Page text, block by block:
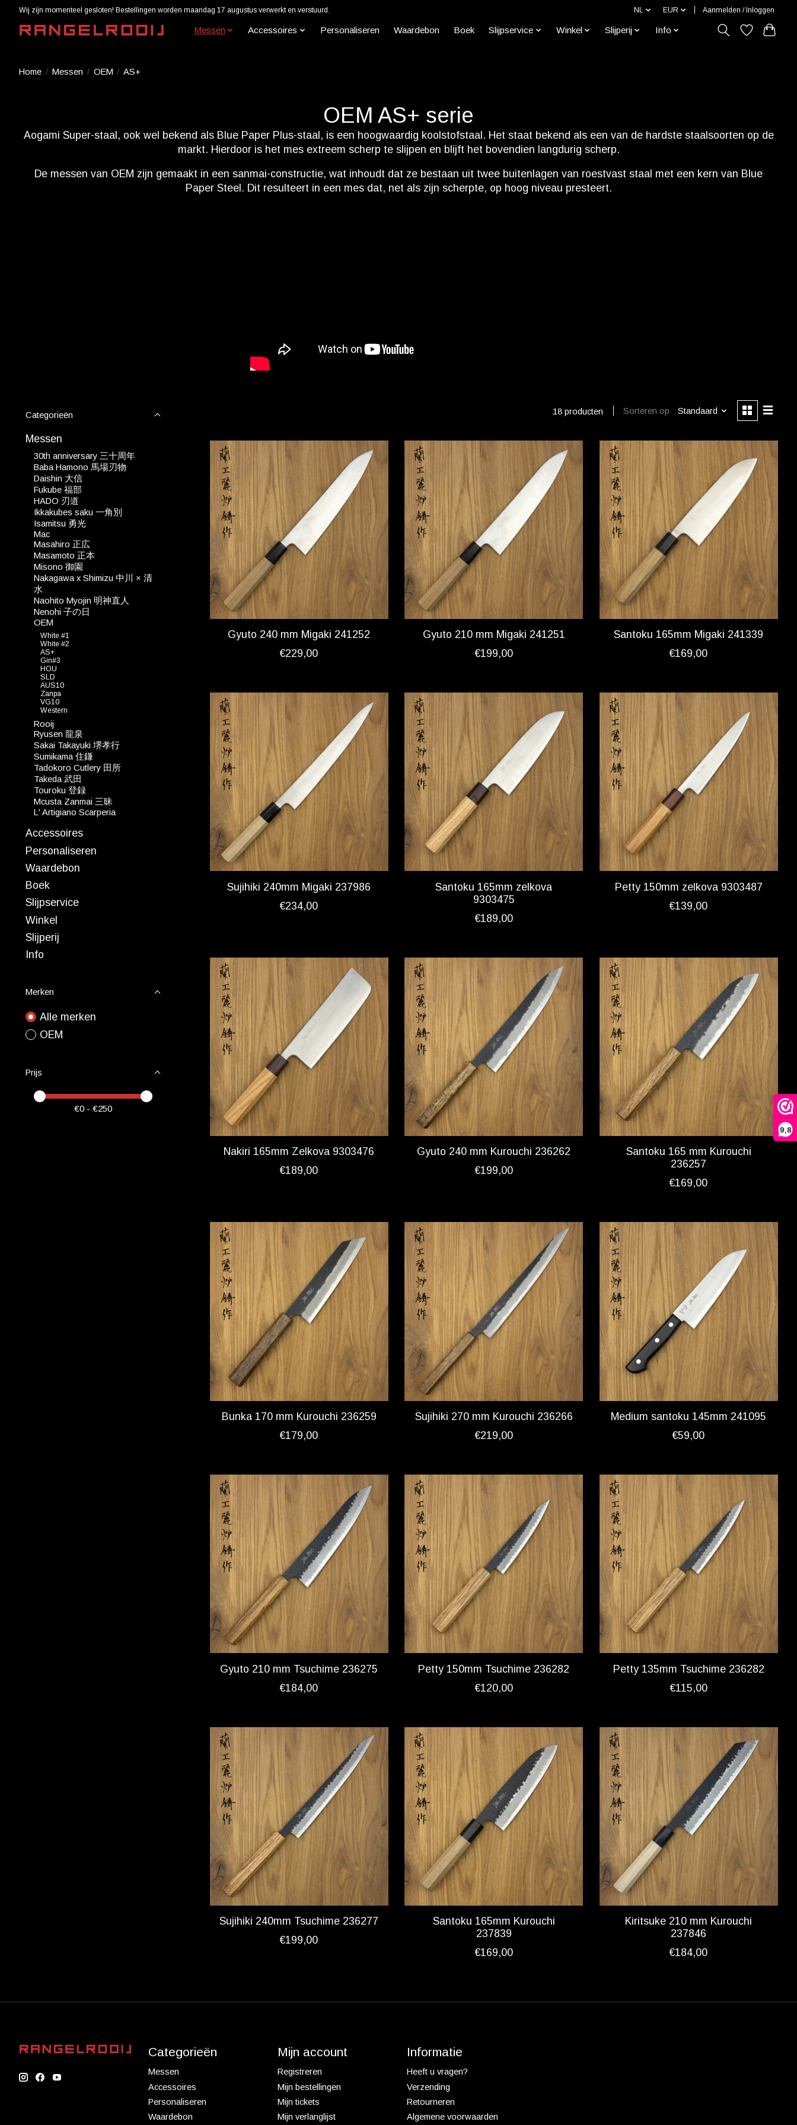
9,8
Wij zijn momenteel gesloten! Bestellingen worden maandag 17 augustus verwerkt en verstuurd. NL EUR Aanmelden / Inloggen
Messen Accessoires Personaliseren Waardebon Boek Slijpservice Winkel Slijperij Info
Home / Messen / OEM / AS+
OEM AS+ serie
Aogami Super-staal, ook wel bekend als Blue Paper Plus-staal, is een hoogwaardig koolstofstaal. Het staat bekend als een van de hardste staalsoorten op de
markt. Hierdoor is het mes extreem scherp te slijpen en blijft het bovendien langdurig scherp.
De messen van OEM zijn gemaakt in een sanmai-constructie, wat inhoudt dat ze bestaan uit twee buitenlagen van roestvast staal met een kern van Blue
Paper Steel. Dit resulteert in een mes dat, net als zijn scherpte, op hoog niveau presteert.
Categorieën
Messen
30th anniversary 三十周年
Baba Hamono 馬場刃物
Daishin 大信
Fukube 福部
HADO 刃道
Ikkakubes saku 一角別
Isamitsu 勇光
Mac
Masahiro 正広
Masamoto 正本
Misono 御園
Nakagawa x Shimizu 中川 × 清
水
Naohito Myojin 明神直人
Nenohi 子の日
OEM
White #1
White #2
AS+
Gin#3
HOU
SLD
AUS10
Zanpa
VG10
Western
Rooij
Ryusen 龍泉
Sakai Takayuki 堺孝行
Sumikama 住鎌
Tadokoro Cutlery 田所
Takeda 武田
Touroku 登録
Mcusta Zanmai 三昧
L' Artigiano Scarperia
Accessoires
Personaliseren
Waardebon
Boek
Slijpservice
Winkel
Slijperij
Info
Merken
Alle merken
OEM
Prijs
Minimale prijswaarde
Price maximum value
€0 - €250
18 producten Sorteren op Standaard
Gyuto 240 mm Migaki 241252
€229,00
Gyuto 210 mm Migaki 241251
€199,00
Santoku 165mm Migaki 241339
€169,00
Sujihiki 240mm Migaki 237986
€234,00
Santoku 165mm zelkova
9303475
€189,00
Petty 150mm zelkova 9303487
€139,00
Nakiri 165mm Zelkova 9303476
€189,00
Gyuto 240 mm Kurouchi 236262
€199,00
Santoku 165 mm Kurouchi
236257
€169,00
Bunka 170 mm Kurouchi 236259
€179,00
Sujihiki 270 mm Kurouchi 236266
€219,00
Medium santoku 145mm 241095
€59,00
Gyuto 210 mm Tsuchime 236275
€184,00
Petty 150mm Tsuchime 236282
€120,00
Petty 135mm Tsuchime 236282
€115,00
Sujihiki 240mm Tsuchime 236277
€199,00
Santoku 165mm Kurouchi
237839
€169,00
Kiritsuke 210 mm Kurouchi
237846
€184,00
Categorieën
Messen
Accessoires
Personaliseren
Waardebon
Mijn account
Registreren
Mijn bestellingen
Mijn tickets
Mijn verlanglijst
Informatie
Heeft u vragen?
Verzending
Retourneren
Algemene voorwaarden